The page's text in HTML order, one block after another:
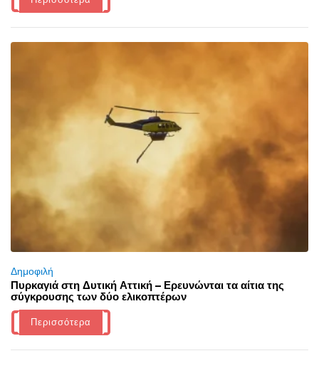
Δημοφιλή
Πυρκαγιά στη Δυτική Αττική – Ερευνώνται τα αίτια της
σύγκρουσης των δύο ελικοπτέρων
Περισσότερα